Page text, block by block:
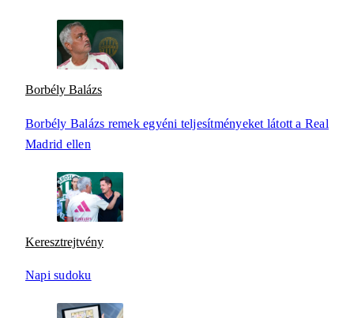
Borbély Balázs
Borbély Balázs remek egyéni teljesítményeket látott a Real
Madrid ellen
Keresztrejtvény
Napi sudoku